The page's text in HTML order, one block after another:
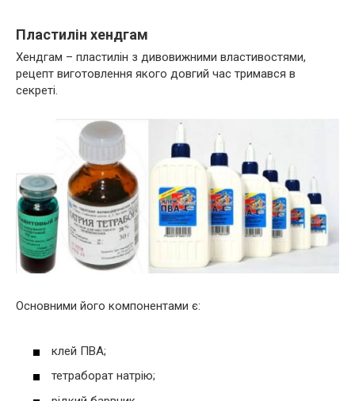
Пластилін хендгам
Хендгам – пластилін з дивовижними властивостями,
рецепт виготовлення якого довгий час тримався в
секреті.
Основними його компонентами є:
клей ПВА;
тетраборат натрію;